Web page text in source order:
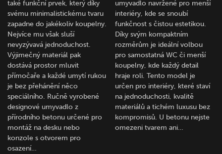
také funkční prvek, který díky
svému minimalistickému tvaru
zapadne do jakékoliv koupelny.
Nejvíce mu však sluší
nevyzývavá jednoduchost.
Výjimečný materiál pak
dostává prostor mluvit
přímočaře a každé umytí rukou
je bez přehánění něco
speciálního. Ručně vyrobené
designové umyvadlo z
přírodního betonu určené pro
montáž na desku nebo
konzole s otvorem pro
osazení…
umyvadlo navržené pro menší
interiéry, kde se snoubí
funkčnost s čistou estetikou.
Díky svým kompaktním
rozměrům je ideální volbou
pro samostatná WC či menší
koupelny, kde každý detail
hraje roli. Tento model je
určen pro interiéry, které staví
na jednoduchosti, kvalitě
materiálů a tichém luxusu bez
kompromisů. U betonu nejste
omezeni tvarem ani…